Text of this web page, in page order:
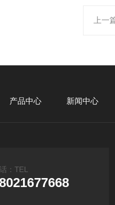
上一
产品中心 新闻中心
：TEL